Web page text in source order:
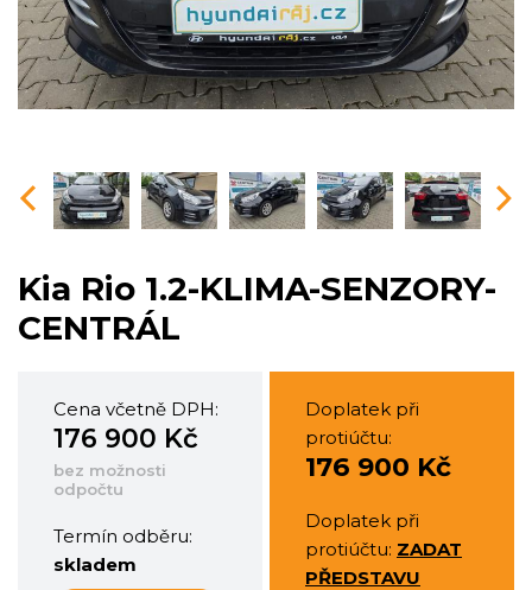
Kia Rio 1.2-KLIMA-SENZORY-
CENTRÁL
Cena včetně DPH:
176 900 Kč
bez možnosti
odpočtu
Termín odběru:
skladem
Doplatek při
protiúčtu:
176 900 Kč
Doplatek při
protiúčtu: ZADAT
PŘEDSTAVU